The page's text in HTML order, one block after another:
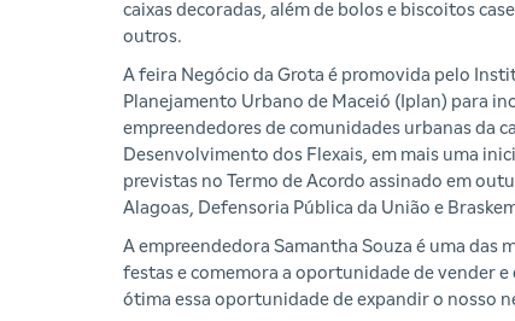
caixas decoradas, além de bolos e biscoitos
outros.
A feira Negócio da Grota é promovida pelo
Planejamento Urbano de Maceió (Iplan) para
empreendedores de comunidades urbanas da
Desenvolvimento dos Flexais, em mais uma
previstas no Termo de Acordo assinado em
Alagoas, Defensoria Pública da União e
A empreendedora Samantha Souza é uma das
festas e comemora a oportunidade de vender
ótima essa oportunidade de expandir o nosso